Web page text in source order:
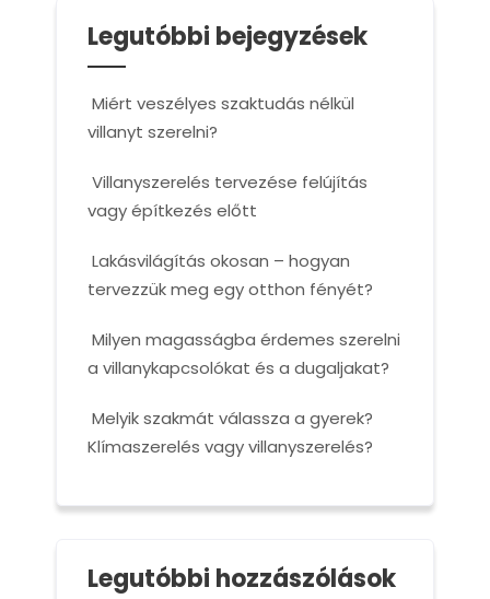
Legutóbbi bejegyzések
Miért veszélyes szaktudás nélkül
villanyt szerelni?
Villanyszerelés tervezése felújítás
vagy építkezés előtt
Lakásvilágítás okosan – hogyan
tervezzük meg egy otthon fényét?
Milyen magasságba érdemes szerelni
a villanykapcsolókat és a dugaljakat?
Melyik szakmát válassza a gyerek?
Klímaszerelés vagy villanyszerelés?
Legutóbbi hozzászólások